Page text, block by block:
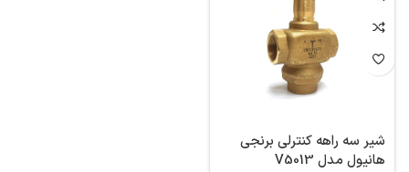
شیر سه راهه کنترلی برنجی
هانیول مدل V5013